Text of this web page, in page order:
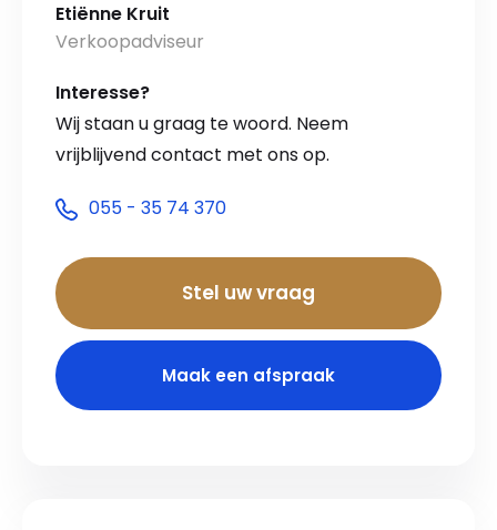
Etiënne Kruit
Verkoopadviseur
Interesse?
Wij staan u graag te woord. Neem
vrijblijvend contact met ons op.
055 - 35 74 370
Stel uw vraag
Maak een afspraak